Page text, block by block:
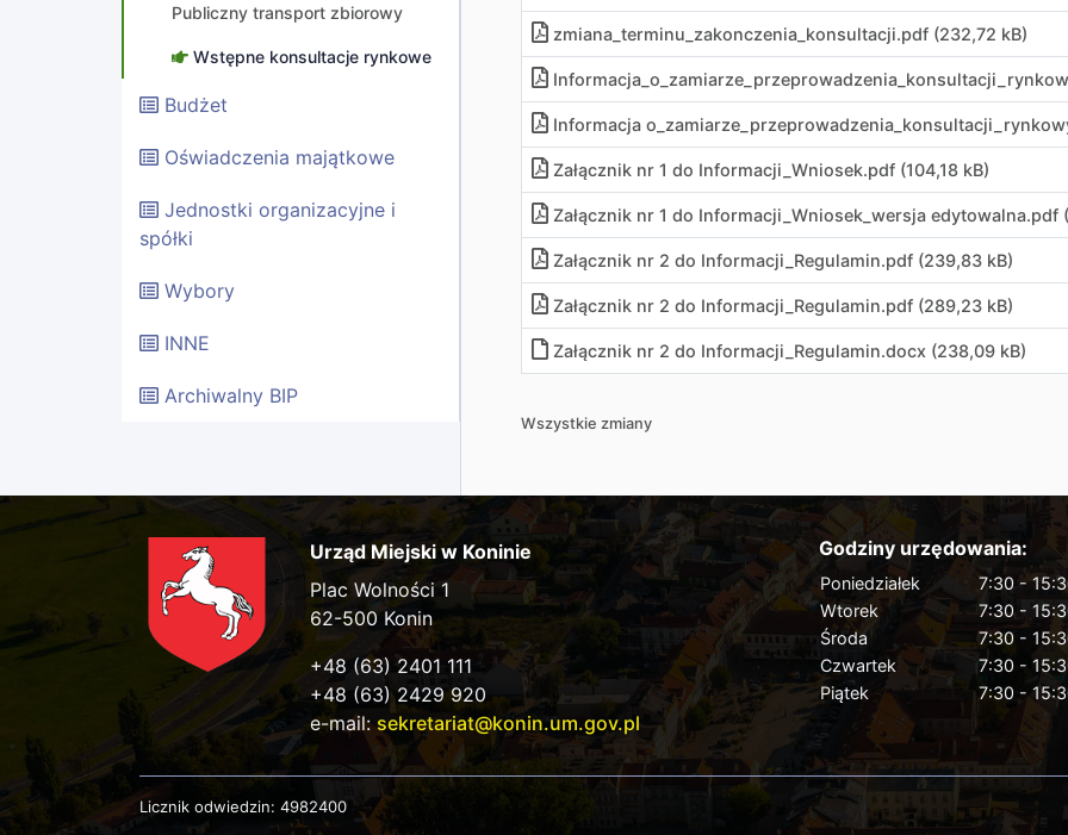
Publiczny transport zbiorowy
Wstępne konsultacje rynkowe
Budżet
Oświadczenia majątkowe
Jednostki organizacyjne i
spółki
Wybory
INNE
Archiwalny BIP
zmiana_terminu_zakonczenia_konsultacji.pdf (232,72 kB)
Informacja
Załącznik nr 1 do Informacji_Wniosek.pdf (104,18 kB)
Załącznik nr 1 do Informacji_Wniosek_wersja edytowalna.pdf
Załącznik nr 2 do Informacji_Regulamin.pdf (239,83 kB)
Załącznik nr 2 do Informacji_Regulamin.pdf (289,23 kB)
Załącznik nr 2 do Informacji_Regulamin.docx (238,09 kB)
Wszystkie zmiany
Urząd Miejski w Koninie
Plac Wolności 1
62-500 Konin
+48 (63) 2401 111
+48 (63) 2429 920
e-mail:sekretariat@konin.um.gov.pl
Godziny urzędowania:
Poniedziałek
7:30 -
Wtorek
7:30 -
Środa
7:30 -
Czwartek
7:30 -
Piątek
7:30 -
Licznik odwiedzin: 4982400